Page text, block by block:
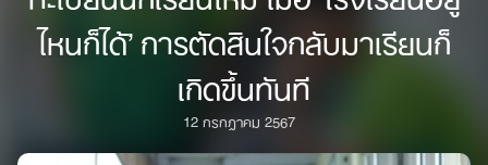
ไหนก็ได้’ การตัดสินใจกลับมาเรียนก็
เกิดขึ้นทันที
12 กรกฎาคม 2567